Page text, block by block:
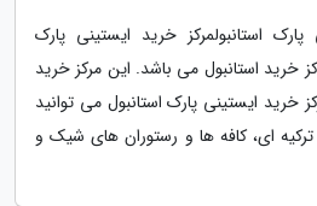
استانبولمرکز خرید ایستینی پارک
خرید استانبول می باشد. این مرکز خرید
مرکز خرید ایستینی پارک استانبول می توانید
ای، کافه ها و رستوران های شیک و